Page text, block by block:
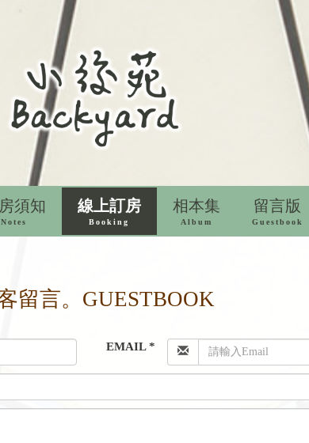
須知
Notes
線上訂房
Booking
相本集
Album
留言版
Guestbook
留言。GUESTBOOK
EMAIL *